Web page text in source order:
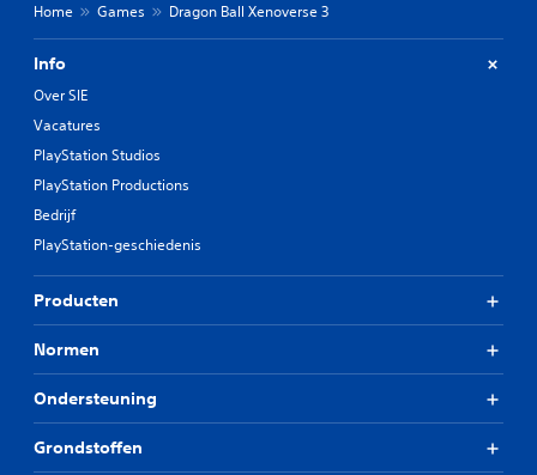
Home Games Dragon Ball Xenoverse 3
Info
Over SIE
Vacatures
PlayStation Studios
PlayStation Productions
Bedrijf
PlayStation-geschiedenis
Producten
Normen
Ondersteuning
Grondstoffen